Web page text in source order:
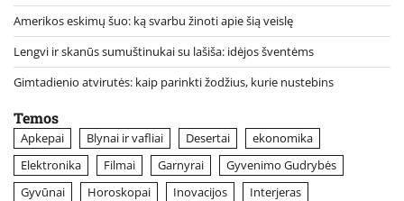
Amerikos eskimų šuo: ką svarbu žinoti apie šią veislę
Lengvi ir skanūs sumuštinukai su lašiša: idėjos šventėms
Gimtadienio atvirutės: kaip parinkti žodžius, kurie nustebins
Temos
Apkepai Blynai ir vafliai Desertai
ekonomika
Elektronika
Filmai Garnyrai
Gyvenimo Gudrybės
Gyvūnai
Horoskopai Inovacijos
Interjeras